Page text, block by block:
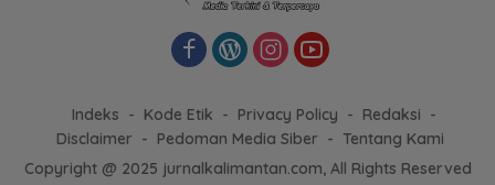
Indeks Kode Etik Privacy Policy
Redaksi
Disclaimer
Pedoman Media Siber
Tentang Kami
Copyright @ 2025 jurnalkalimantan.com, All Rights Reserved